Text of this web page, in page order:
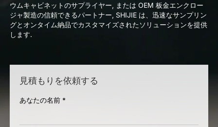
ウムキャビネットのサプライヤー, または OEM 板金エンクロー
ジャ製造の信頼できるパートナー, SHIJIE は、迅速なサンプリン
グとオンタイム納品でカスタマイズされたソリューションを提供
します.
見積もりを依頼する
あなたの名前 *